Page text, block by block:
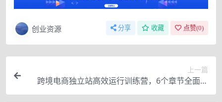
创业资源 分享 收藏 点赞(0)
上一篇
跨境电商独立站高效运行训练营，6个章节全面拆
解，独立站的全链路